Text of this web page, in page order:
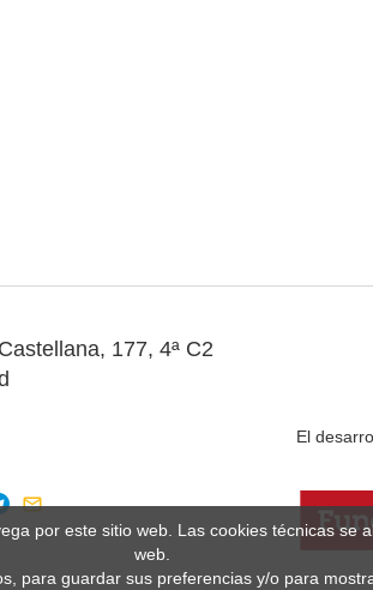
177, 4ª C2
El
por este sitio web. Las cookies técnicas
web.
para guardar sus preferencias y/o para